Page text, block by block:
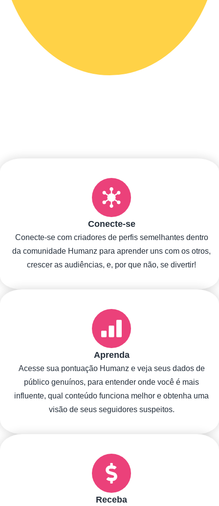
Conecte-se
Conecte-se com criadores de perfis semelhantes dentro
da comunidade Humanz para aprender uns com os otros,
crescer as audiências, e, por que não, se divertir!
Aprenda
Acesse sua pontuação Humanz e veja seus dados de
público genuínos, para entender onde você é mais
influente, qual conteúdo funciona melhor e obtenha uma
visão de seus seguidores suspeitos.
Receba